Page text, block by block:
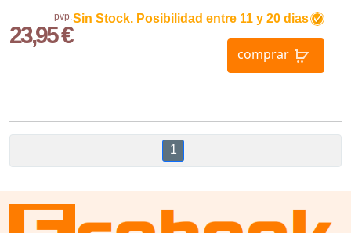
pvp.
23,95 €
Sin Stock. Posibilidad entre 11 y 20 dias
comprar
1